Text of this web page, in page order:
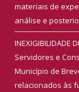
materiais de
análise e
INEXIGIBILIDADE
Servidores e
Município de
relacionados às